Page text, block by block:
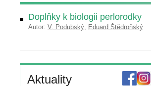
Doplňky k biologii perlorodky
Autor: V. Podubský, Eduard Štědroňský
Aktuality